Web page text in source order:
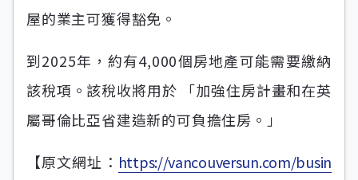
屋的業主可獲得豁免。
到2025年，約有4,000個房地產可能需要繳納
該稅項。該稅收將用於 「加強住房計畫和在英
屬哥倫比亞省建造新的可負擔住房。」
【原文網址： https://vancouversun.com/busin